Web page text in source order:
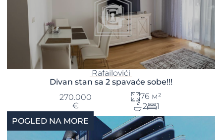
Rafailovići
Divan stan sa 2 spavaće sobe!!!
270.000
€
76 м²
2
1
POGLED NA MORE